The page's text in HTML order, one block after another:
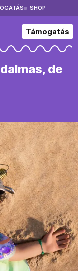
SHOP
Támogatás
de